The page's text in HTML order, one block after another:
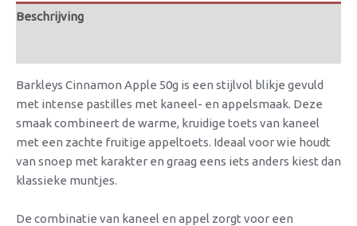
Beschrijving
Barkleys Cinnamon Apple 50g is een stijlvol blikje gevuld
met intense pastilles met kaneel- en appelsmaak. Deze
smaak combineert de warme, kruidige toets van kaneel
met een zachte fruitige appeltoets. Ideaal voor wie houdt
van snoep met karakter en graag eens iets anders kiest dan
klassieke muntjes.
De combinatie van kaneel en appel zorgt voor een